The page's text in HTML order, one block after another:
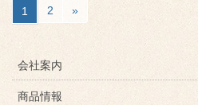
1 2 »
会社案内
商品情報